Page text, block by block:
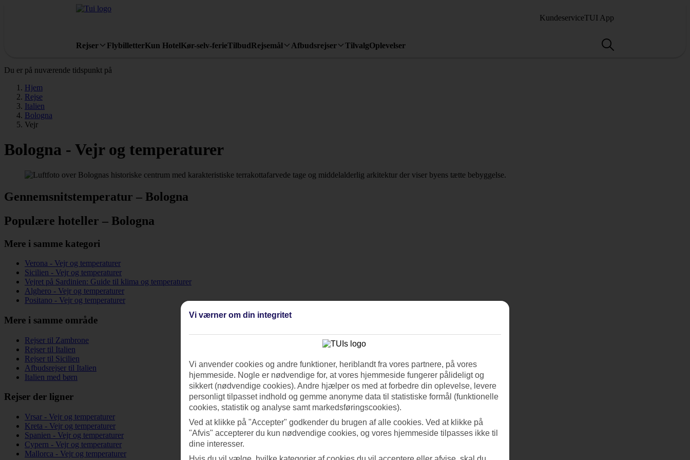
KundeserviceTUI App
Rejser FlybilletterKun HotelKør-selv-ferieTilbudRejsemål Afbudsrejser TilvalgOplevelser
Du er på nuværende tidspunkt på
Hjem
Rejse
Italien
Bologna
Vejr
Bologna - Vejr og temperaturer
Gennemsnitstemperatur – Bologna
Populære hoteller – Bologna
Mere i samme kategori
Verona - Vejr og temperaturer
Sicilien - Vejr og temperaturer
Vejret på Sardinien: Guide til klima og temperaturer
Alghero - Vejr og temperaturer
Positano - Vejr og temperaturer
Mere i samme område
Rejser til Zambrone
Rejser til Italien
Rejser til Sicilien
Afbudsrejser til Italien
Italien med børn
Rejser der ligner
Vrsar - Vejr og temperaturer
Kreta - Vejr og temperaturer
Spanien - Vejr og temperaturer
Cypern - Vejr og temperaturer
Mallorca - Vejr og temperaturer
Vi værner om din integritet
Vi anvender cookies og andre funktioner, heriblandt fra vores partnere, på vores
hjemmeside. Nogle er nødvendige for, at vores hjemmeside fungerer pålideligt og
sikkert (nødvendige cookies). Andre hjælper os med at forbedre din oplevelse, levere
personligt tilpasset indhold og gemme anonyme data til statistiske formål (funktionelle
cookies, statistik og analyse samt markedsføringscookies).
Ved at klikke på "Accepter" godkender du brugen af alle cookies. Ved at klikke på
"Afvis" accepterer du kun nødvendige cookies, og vores hjemmeside tilpasses ikke til
dine interesser.